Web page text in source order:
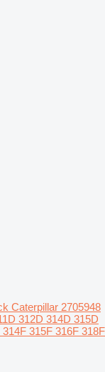
Caterpillar 2705948
312D 314D 315D
315F 316F 318F